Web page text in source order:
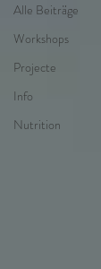
Alle Beiträge
Workshops
Projecte
Info
Nutrition